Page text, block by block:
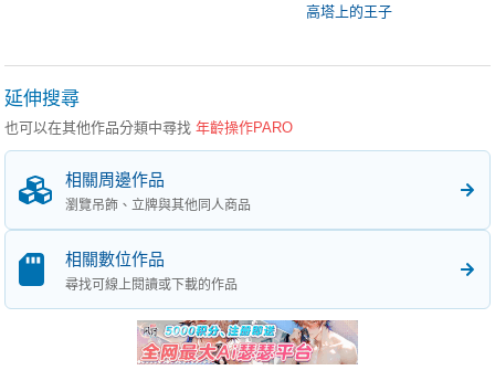
高塔上的王子
延伸搜尋
也可以在其他作品分類中尋找年齡操作PARO
相關周邊作品
瀏覽吊飾、立牌與其他同人商品
相關數位作品
尋找可線上閱讀或下載的作品